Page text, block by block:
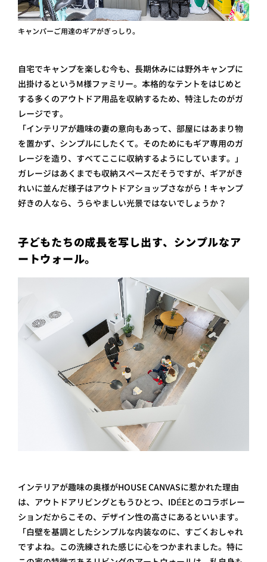
キャンパーご用達のギアがぎっしり。
自宅でキャンプを楽しむ今も、長期休みには野外キャンプに
出掛けるというM様ファミリー。本格的なテントをはじめと
する多くのアウトドア用品を収納するため、特注したのがガ
レージです。
「インテリアが趣味の妻の意向もあって、部屋にはあまり物
を置かず、シンプルにしたくて。そのためにもギア専用のガ
レージを造り、すべてここに収納するようにしています。」
ガレージはあくまでも収納スペースだそうですが、ギアがき
れいに並んだ様子はアウトドアショップさながら！キャンプ
好きの人なら、うらやましい光景ではないでしょうか？
子どもたちの成長を写し出す、シンプルなア
ートウォール。
インテリアが趣味の奥様がHOUSE CANVASに惹かれた理由
は、アウトドアリビングともうひとつ、IDÉEとのコラボレー
ションだからこその、デザイン性の高さにあるといいます。
「白壁を基調としたシンプルな内装なのに、すごくおしゃれ
ですよね。この洗練された感じに心をつかまれました。特に